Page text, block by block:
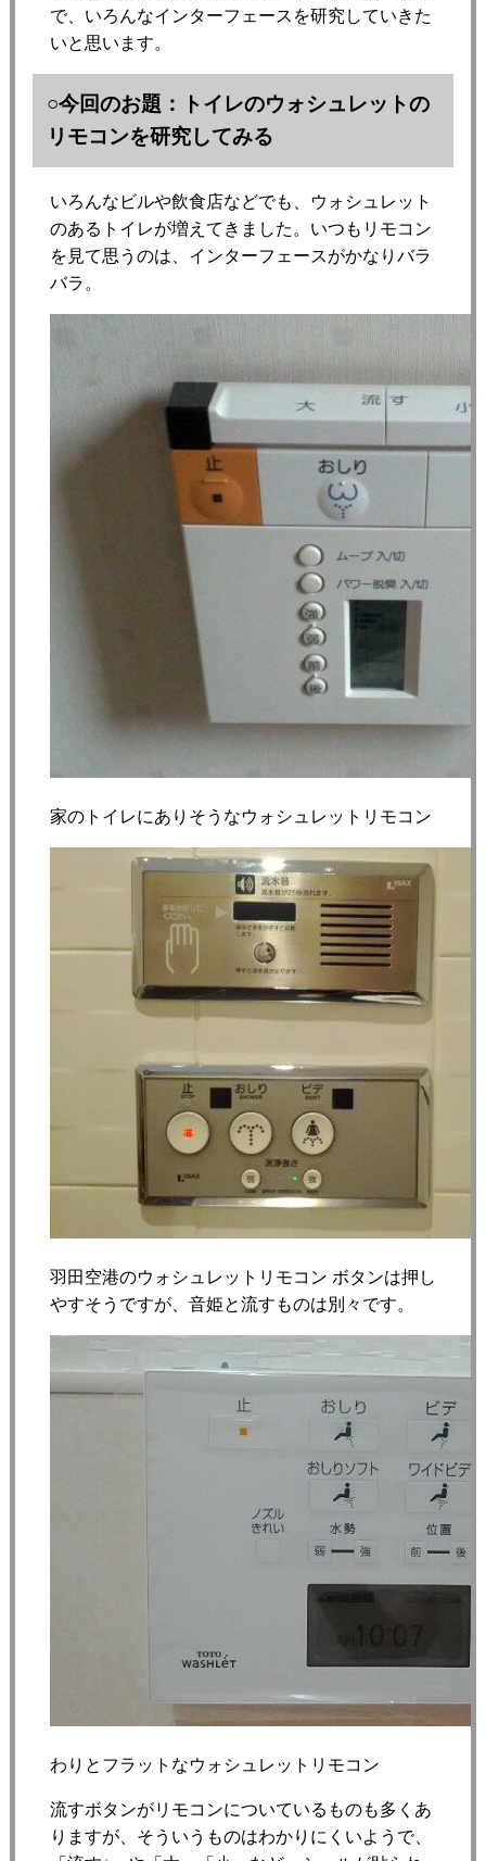
で、いろんなインターフェースを研究していきた
いと思います。
○今回のお題：
トイレのウォシュレットの
リモコンを研究してみる
いろんなビルや飲食店などでも、ウォシュレット
のあるトイレが増えてきました。いつもリモコン
を見て思うのは、インターフェースがかなりバラ
バラ。
家のトイレにありそうなウォシュレットリモコン
羽田空港のウォシュレットリモコン ボタンは押し
やすそうですが、音姫と流すものは別々です。
わりとフラットなウォシュレットリモコン
流すボタンがリモコンについているものも多くあ
りますが、そういうものはわかりにくいようで、